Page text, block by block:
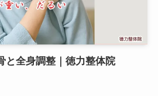
と全身調整｜徳力整体院